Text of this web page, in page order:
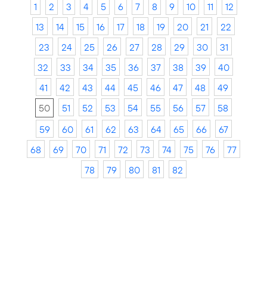
1 2 3 4 5 6 7 8 9 10 11
12
13
14 15 16 17 18 19 20 21
22
23
24 25 26 27 28 29 30
31
32
33 34 35 36 37 38 39
40
41
42 43 44 45 46 47 48
49
50
51 52 53 54 55 56 57
58
59
60 61 62 63 64 65 66
67
68
69 70 71 72 73 74 75 76
77
78
79 80 81 82